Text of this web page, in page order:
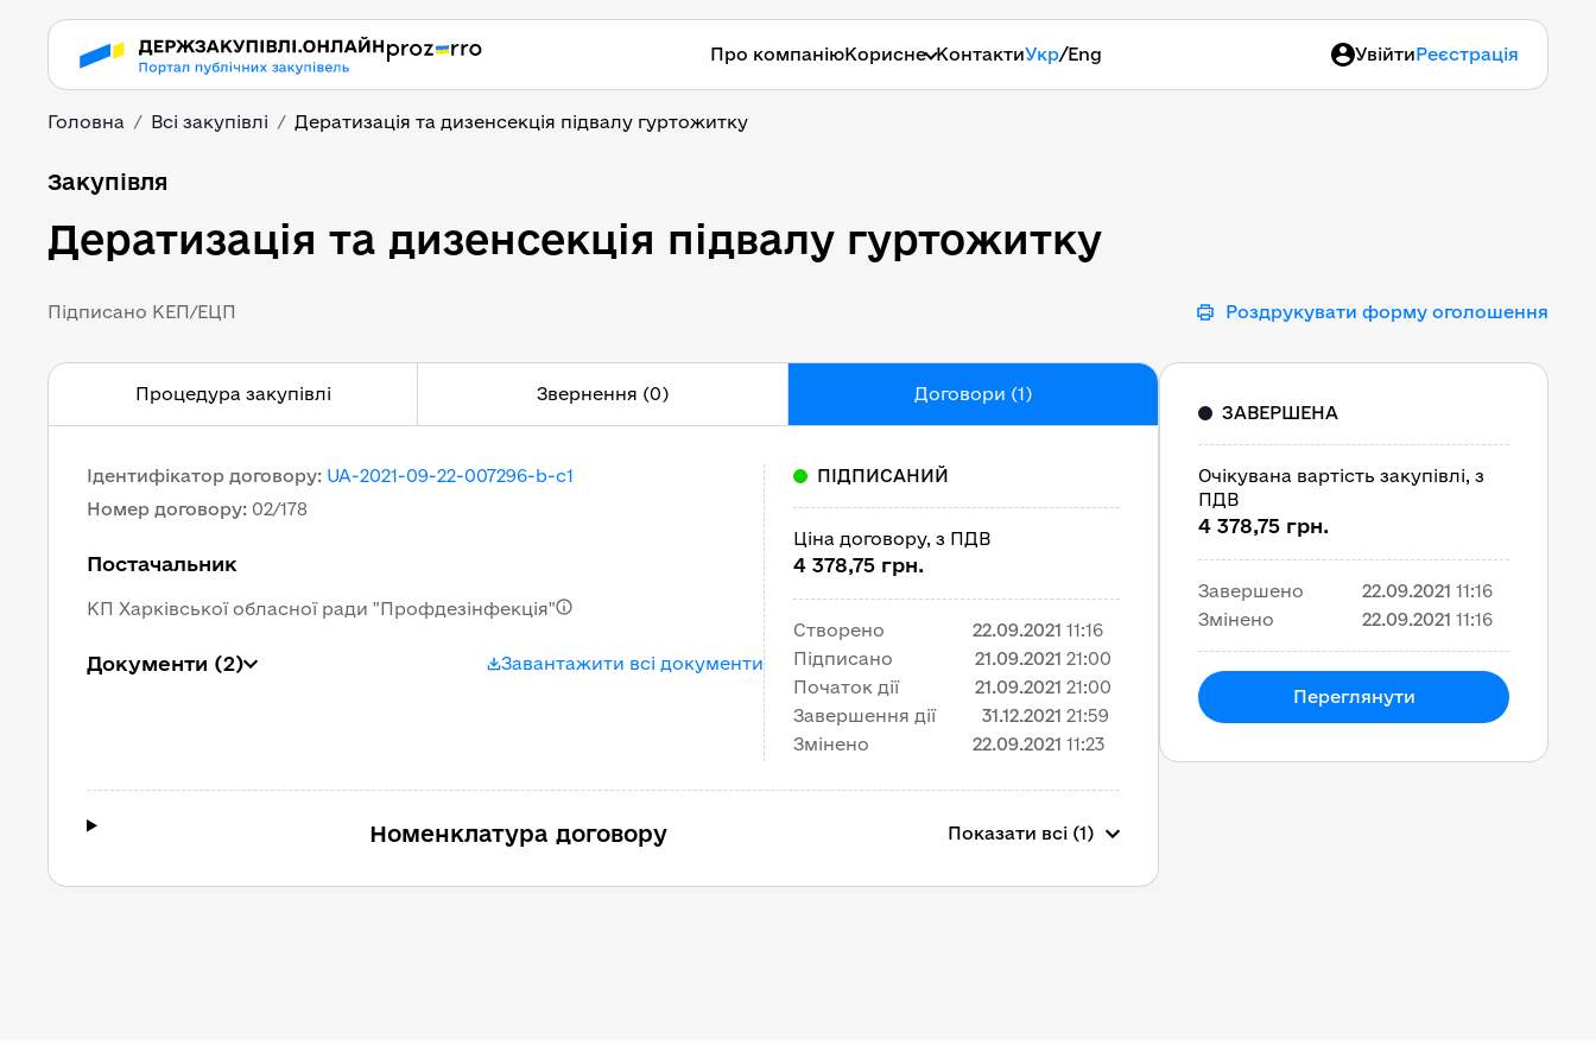
Про компаніюКорисне КонтактиУкр/Eng УвійтиРеєстрація
Головна Всі закупівлі Дератизація та дизенсекція підвалу гуртожитку
Дератизація та дизенсекція підвалу гуртожитку
Закупівля
Дератизація та дизенсекція підвалу гуртожитку
Підписано КЕП/ЕЦП Роздрукувати форму оголошення
Процедура закупівлі Звернення (0) Договори (1)
Ідентифікатор договору: UA-2021-09-22-007296-b-c1
Номер договору: 02/178
Постачальник
КП Харківської обласної ради "Профдезінфекція"
Документи (2) Завантажити всі документи
ПІДПИСАНИЙ
Ціна договору, з ПДВ
4 378,75 грн.
Створено 22.09.2021 11:16
Підписано
21.09.2021 21:00
Початок дії
21.09.2021 21:00
Завершення дії
31.12.2021 21:59
Змінено
22.09.2021 11:23
Номенклатура договору Показати всі (1)
ЗАВЕРШЕНА
Очікувана вартість закупівлі, з
ПДВ
4 378,75 грн.
Завершено 22.09.2021 11:16
Змінено
22.09.2021 11:16
Переглянути